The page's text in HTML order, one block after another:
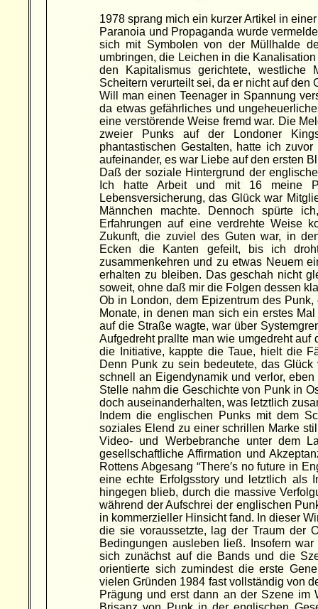
1978 sprang mich ein kurzer Artikel in
Paranoia und Propaganda wurde
sich mit Symbolen von der Müllhalde
umbringen, die Leichen in die
den Kapitalismus gerichtete,
Scheitern verurteilt sei, da er nicht auf
Will man einen Teenager in Spannung
da etwas gefährliches und
eine verstörende Weise fremd war. Die
zweier Punks auf der Londoner
phantastischen Gestalten, hatte ich
aufeinander, es war Liebe auf den ersten
Daß der soziale Hintergrund der
Ich hatte Arbeit und mit 16 meine
Lebensversicherung, das Glück war
Männchen machte. Dennoch spürte
Erfahrungen auf eine verdrehte Weise
Zukunft, die zuviel des Guten war, in
Ecken die Kanten gefeilt, bis ich
zusammenkehren und zu etwas Neuem
erhalten zu bleiben. Das geschah nicht
soweit, ohne daß mir die Folgen dessen
Ob in London, dem Epizentrum des
Monate, in denen man sich ein erstes
auf die Straße wagte, war über
Aufgedreht prallte man wie umgedreht
die Initiative, kappte die Taue, hielt die
Denn Punk zu sein bedeutete, das
schnell an Eigendynamik und verlor,
Stelle nahm die Geschichte von Punk in
doch auseinanderhalten, was letztlich
Indem die englischen Punks mit dem
soziales Elend zu einer schrillen Marke
Video- und Werbebranche unter dem
gesellschaftliche Affirmation und
Rottens Abgesang “There′s no future in
eine echte Erfolgsstory und letztlich als
hingegen blieb, durch die massive
während der Aufschrei der englischen
in kommerzieller Hinsicht fand. In dieser
die sie voraussetzte, lag der Traum der
Bedingungen ausleben ließ. Insofern
sich zunächst auf die Bands und die
orientierte sich zumindest die erste
vielen Gründen 1984 fast vollständig von
Prägung und erst dann an der Szene im